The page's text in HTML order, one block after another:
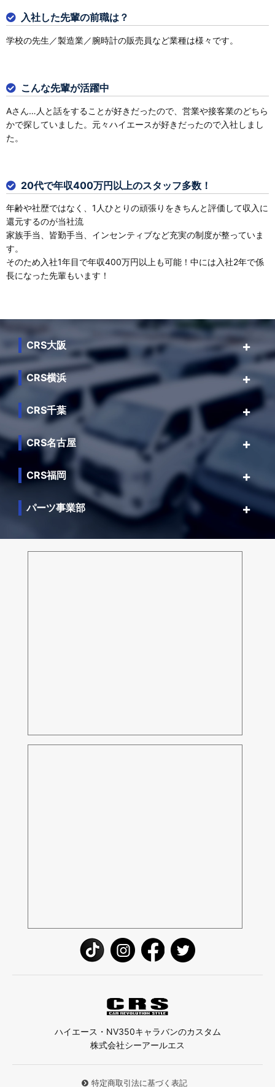
入社した先輩の前職は？
学校の先生／製造業／腕時計の販売員など業種は様々です。
こんな先輩が活躍中
Aさん…人と話をすることが好きだったので、営業や接客業のどちら
かで探していました。元々ハイエースが好きだったので入社しまし
た。
20代で年収400万円以上のスタッフ多数！
年齢や社歴ではなく、1人ひとりの頑張りをきちんと評価して収入に
還元するのが当社流
家族手当、皆勤手当、インセンティブなど充実の制度が整っていま
す。
そのため入社1年目で年収400万円以上も可能！中には入社2年で係
長になった先輩もいます！
CRS大阪
CRS横浜
CRS千葉
CRS名古屋
CRS福岡
パーツ事業部
ハイエース・NV350キャラバンのカスタム
株式会社シーアールエス
特定商取引法に基づく表記